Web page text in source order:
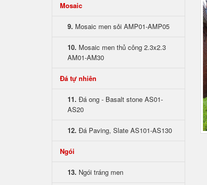
Mosaic
9. Mosaic men sỏi AMP01-AMP05
10. Mosaic men thủ công 2.3x2.3
AM01-AM30
Đá tự nhiên
11. Đá ong - Basalt stone AS01-
AS20
12. Đá Paving, Slate AS101-AS130
Ngói
13. Ngói tráng men